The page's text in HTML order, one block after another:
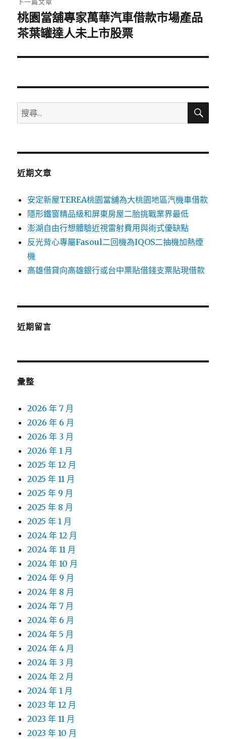
下
一
文
桃園當舖專家萬華汽車借款市場產品
茶葉罐達人未上市股票
搜
尋
鍵
搜
近期文章
安定新屋TEREA桃園當舖為大桃園地區汽機車借款
隱形鐵窗精品級和屏東房屋二胎挑戰業界最低
澎湖自由行想體驗近視雷射費用與術式優缺點
反光背心專屬Fasoul二回機為IQOS二抽機加熱煙
機
高雄借貸向高雄銀行或台中票貼借錢支票貼現借款
近期留言
彙整
2026 年 7 月
2026 年 6 月
2026 年 3 月
2026 年 1 月
2025 年 12 月
2025 年 11 月
2025 年 9 月
2025 年 8 月
2025 年 1 月
2024 年 12 月
2024 年 11 月
2024 年 10 月
2024 年 9 月
2024 年 8 月
2024 年 7 月
2024 年 6 月
2024 年 5 月
2024 年 4 月
2024 年 3 月
2024 年 2 月
2024 年 1 月
2023 年 12 月
2023 年 11 月
2023 年 10 月